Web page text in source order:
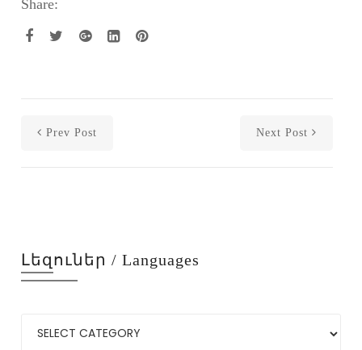
Share:
Prev Post Next Post
Լեզուներ / Languages